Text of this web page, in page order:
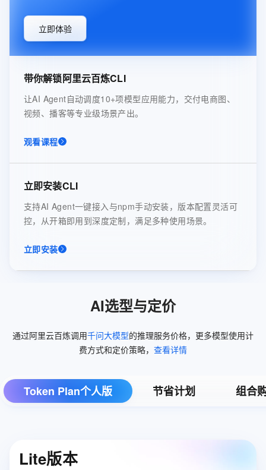
立即体验
带你解锁阿里云百炼CLI
让AI Agent自动调度10+项模型应用能力，交付电商图、
视频、播客等专业级场景产出。
观看课程
立即安装CLI
支持AI Agent一键接入与npm手动安装，版本配置灵活可
控，从开箱即用到深度定制，满足多种使用场景。
立即安装
AI选型与定价
通过阿里云百炼调用千问大模型的推理服务价格，更多模型使用计
费方式和定价策略， 查看详情
Token Plan个人版 节省计划 组合
Lite版本